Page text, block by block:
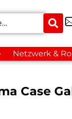
Netzwerk &
Case